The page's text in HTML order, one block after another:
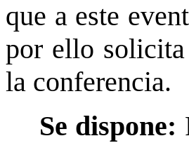
que a este
por ello solicita
la conferencia.
Se dispone: